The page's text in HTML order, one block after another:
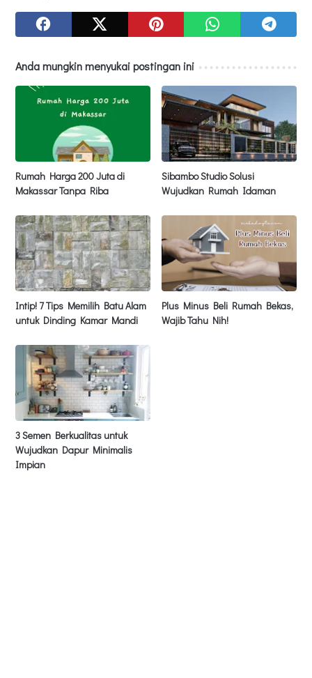
Anda mungkin menyukai postingan ini
Rumah Harga 200 Juta di
Makassar Tanpa Riba
Sibambo Studio Solusi
Wujudkan Rumah Idaman
Intip! 7 Tips Memilih Batu Alam
untuk Dinding Kamar Mandi
Plus Minus Beli Rumah Bekas,
Wajib Tahu Nih!
3 Semen Berkualitas untuk
Wujudkan Dapur Minimalis
Impian